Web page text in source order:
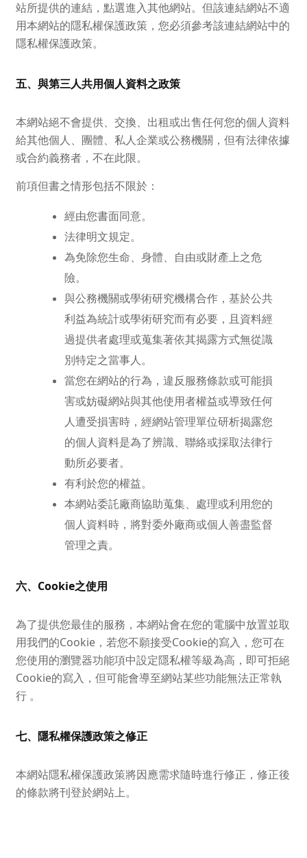
站所提供的連結，點選進入其他網站。但該連結網站不適
用本網站的隱私權保護政策，您必須參考該連結網站中的
隱私權保護政策。
五、與第三人共用個人資料之政策
本網站絕不會提供、交換、出租或出售任何您的個人資料
給其他個人、團體、私人企業或公務機關，但有法律依據
或合約義務者，不在此限。
前項但書之情形包括不限於：
經由您書面同意。
法律明文規定。
為免除您生命、身體、自由或財產上之危
險。
與公務機關或學術研究機構合作，基於公共
利益為統計或學術研究而有必要，且資料經
過提供者處理或蒐集著依其揭露方式無從識
別特定之當事人。
當您在網站的行為，違反服務條款或可能損
害或妨礙網站與其他使用者權益或導致任何
人遭受損害時，經網站管理單位研析揭露您
的個人資料是為了辨識、聯絡或採取法律行
動所必要者。
有利於您的權益。
本網站委託廠商協助蒐集、處理或利用您的
個人資料時，將對委外廠商或個人善盡監督
管理之責。
六、Cookie之使用
為了提供您最佳的服務，本網站會在您的電腦中放置並取
用我們的Cookie，若您不願接受Cookie的寫入，您可在
您使用的瀏覽器功能項中設定隱私權等級為高，即可拒絕
Cookie的寫入，但可能會導至網站某些功能無法正常執
行 。
七、隱私權保護政策之修正
本網站隱私權保護政策將因應需求隨時進行修正，修正後
的條款將刊登於網站上。